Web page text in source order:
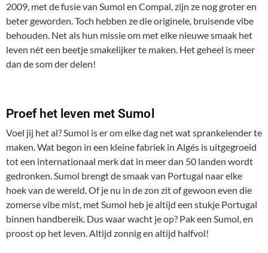
2009, met de fusie van Sumol en Compal, zijn ze nog groter en
beter geworden. Toch hebben ze die originele, bruisende vibe
behouden. Net als hun missie om met elke nieuwe smaak het
leven nét een beetje smakelijker te maken. Het geheel is meer
dan de som der delen!
Proef het leven met Sumol
Voel jij het al? Sumol is er om elke dag net wat sprankelender te
maken. Wat begon in een kleine fabriek in Algés is uitgegroeid
tot een internationaal merk dat in meer dan 50 landen wordt
gedronken. Sumol brengt de smaak van Portugal naar elke
hoek van de wereld. Of je nu in de zon zit of gewoon even die
zomerse vibe mist, met Sumol heb je altijd een stukje Portugal
binnen handbereik. Dus waar wacht je op? Pak een Sumol, en
proost op het leven. Altijd zonnig en altijd halfvol!